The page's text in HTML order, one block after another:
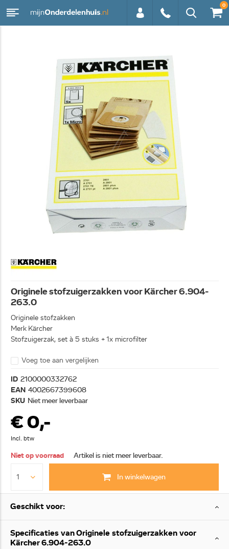
250628
0
Originele stofzuigerzakken voor Kärcher 6.904-
263.0
Originele stofzakken
Merk Kärcher
Stofzuigerzak, set à 5 stuks + 1x microfilter
Voeg toe aan vergelijken
ID 2100000332762
EAN 4002667399608
SKU Niet meer leverbaar
€ 0,-
Incl. btw
Niet op voorraad Artikel is niet meer leverbaar.
In winkelwagen
Geschikt voor:
Specificaties van Originele stofzuigerzakken voor
Kärcher 6.904-263.0